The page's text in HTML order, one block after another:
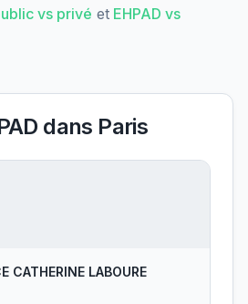
vs privé et EHPAD vs
dans Paris
CATHERINE LABOURE